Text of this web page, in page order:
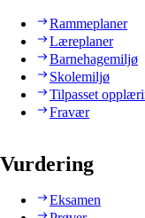
Rammeplaner
Læreplaner
Barnehagemiljø
Skolemiljø
Tilpasset
Fravær
Vurdering
Eksamen